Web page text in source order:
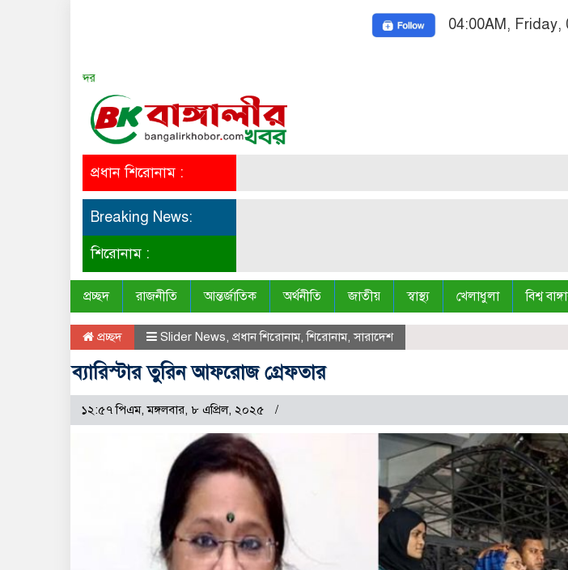
04:00AM, Friday,
প্রধান শিরোনাম :
Breaking News:
শিরোনাম :
প্রচ্ছদ রাজনীতি আন্তর্জাতিক অর্থনীতি জাতীয় স্বাস্থ্য খেলাধুলা বিশ্ব
প্রচ্ছদ Slider News, প্রধান শিরোনাম,শিরোনাম,সারাদেশ
ব্যারিস্টার তুরিন আফরোজ গ্রেফতার
১২:৫৭ পিএম, মঙ্গলবার, ৮ এপ্রিল, ২০২৫